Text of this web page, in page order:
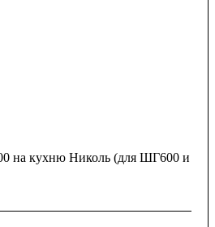
на кухню Николь (для ШГ600 и